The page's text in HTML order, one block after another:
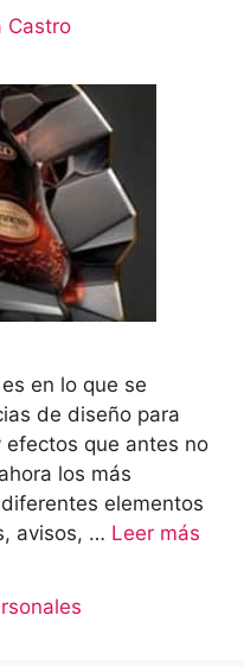
Castro
en lo que se
de diseño para
efectos que antes no
los más
elementos
avisos, … Leer más